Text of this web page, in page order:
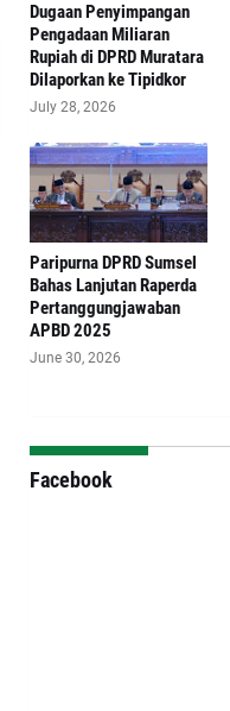
‎Dugaan Penyimpangan
Pengadaan Miliaran
Rupiah di DPRD Muratara
Dilaporkan ke Tipidkor
July 28, 2026
Paripurna DPRD Sumsel
Bahas Lanjutan Raperda
Pertanggungjawaban
APBD 2025
June 30, 2026
Facebook